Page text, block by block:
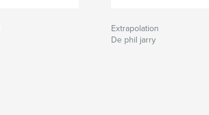
Extrapolation
De phil jarry